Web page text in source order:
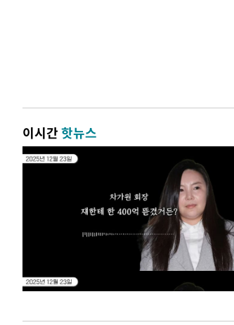
이시간핫뉴스